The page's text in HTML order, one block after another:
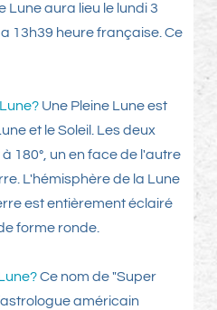
Lune aura lieu le lundi 3
13h39 heure française. Ce
Une Pleine Lune est
et le Soleil. Les deux
180°, un en face de l'autre
L'hémisphère de la Lune
est entièrement éclairé
forme ronde.
Ce nom de "Super
américain